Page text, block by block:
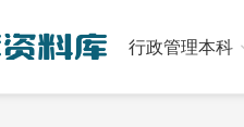
行政管理本科